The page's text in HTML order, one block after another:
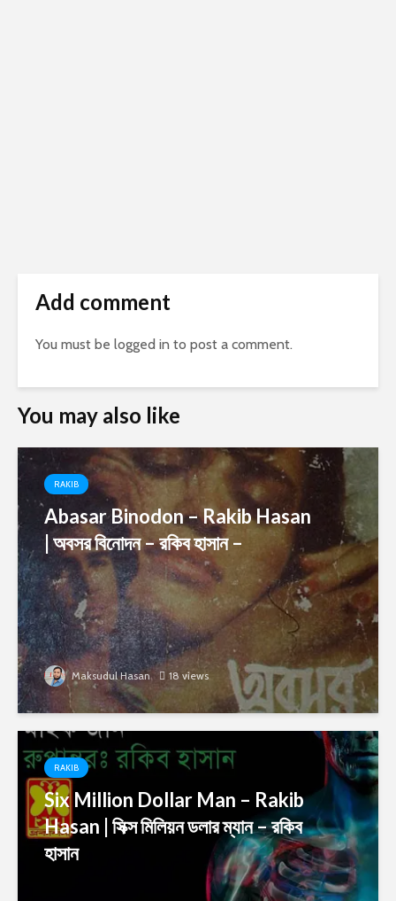
Add comment
You must be logged in to post a comment.
You may also like
RAKIB
Abasar Binodon – Rakib Hasan
| অবসর বিনোদন – রকিব হাসান –
Maksudul Hasan 18 views
RAKIB
Six Million Dollar Man – Rakib
Hasan | সিক্স মিলিয়ন ডলার ম্যান – রকিব
হাসান